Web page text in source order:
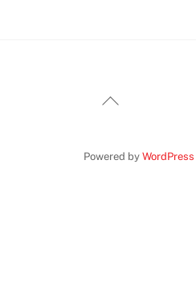
Back
Powered by WordPress